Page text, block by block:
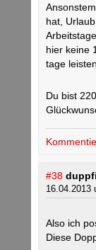
hat,
hier keine
tage
Du bist
#38
16.04.2013
Also ich
Diese